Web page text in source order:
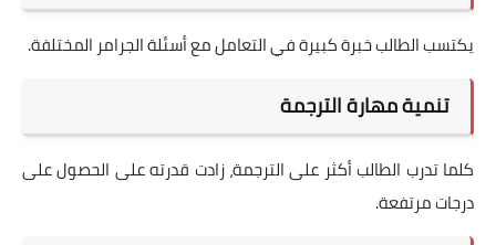
يكتسب الطالب خبرة كبيرة في التعامل مع أسئلة الجرامر المختلفة.
تنمية مهارة الترجمة
كلما تدرب الطالب أكثر على الترجمة، زادت قدرته على الحصول على
درجات مرتفعة.